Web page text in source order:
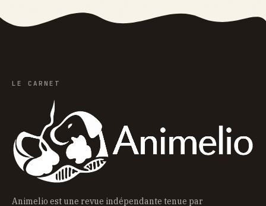
LE CARNET
Animelio est une revue indépendante tenue par